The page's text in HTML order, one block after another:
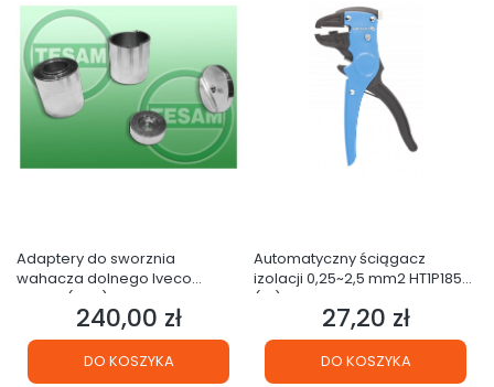
Adaptery do sworznia
wahacza dolnego Iveco
TESAM (26C)
Cena
240,00 zł
DO KOSZYKA
Automatyczny ściągacz
izolacji 0,25~2,5 mm2 HT1P185
(1D)
Cena
27,20 zł
DO KOSZYKA